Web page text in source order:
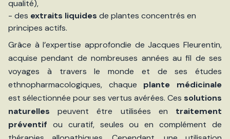
qualité),
- des extraits liquides de plantes concentrés en
principes actifs.
Grâce à l’expertise approfondie de Jacques Fleurentin,
acquise pendant de nombreuses années au fil de ses
voyages à travers le monde et de ses études
ethnopharmacologiques, chaque plante médicinale
est sélectionnée pour ses vertus avérées. Ces solutions
naturelles peuvent être utilisées en traitement
préventif ou curatif, seules ou en complément de